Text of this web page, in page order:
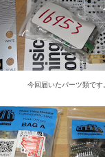
今回届いたパーツ類です